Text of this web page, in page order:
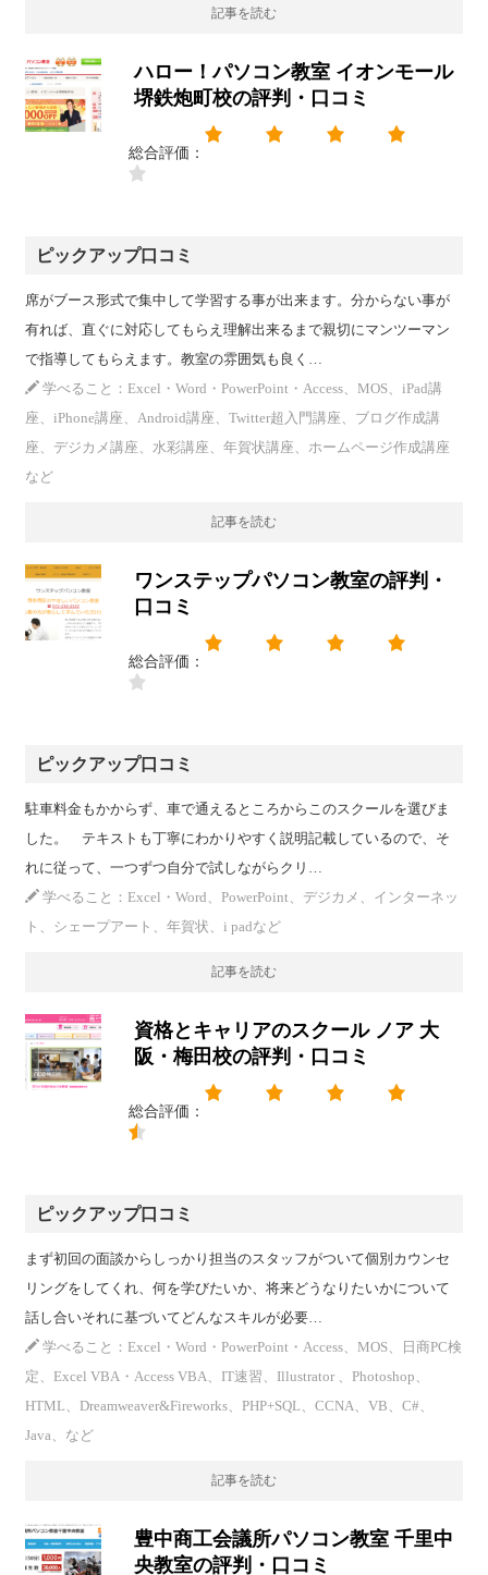
記事を読む
ハロー！パソコン教室 イオンモール
堺鉄炮町校の評判・口コミ
総合評価：
ピックアップ口コミ
席がブース形式で集中して学習する事が出来ます。分からない事が
有れば、直ぐに対応してもらえ理解出来るまで親切にマンツーマン
で指導してもらえます。教室の雰囲気も良く…
学べること：Excel・Word・PowerPoint・Access、MOS、iPad講
座、iPhone講座、Android講座、Twitter超入門講座、ブログ作成講
座、デジカメ講座、水彩講座、年賀状講座、ホームページ作成講座
など
記事を読む
ワンステップパソコン教室の評判・
口コミ
総合評価：
ピックアップ口コミ
駐車料金もかからず、車で通えるところからこのスクールを選びま
した。 テキストも丁寧にわかりやすく説明記載しているので、そ
れに従って、一つずつ自分で試しながらクリ…
学べること：Excel・Word、PowerPoint、デジカメ、インターネッ
ト、シェープアート、年賀状、i padなど
記事を読む
資格とキャリアのスクール ノア 大
阪・梅田校の評判・口コミ
総合評価：
ピックアップ口コミ
まず初回の面談からしっかり担当のスタッフがついて個別カウンセ
リングをしてくれ、何を学びたいか、将来どうなりたいかについて
話し合いそれに基づいてどんなスキルが必要…
学べること：Excel・Word・PowerPoint・Access、MOS、日商PC検
定、Excel VBA・Access VBA、IT速習、Illustrator 、Photoshop、
HTML、Dreamweaver&Fireworks、PHP+SQL、CCNA、VB、C#、
Java、など
記事を読む
豊中商工会議所パソコン教室 千里中
央教室の評判・口コミ